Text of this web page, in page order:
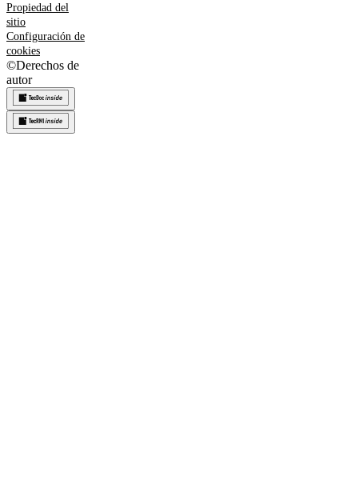
Propiedad del
sitio
Configuración de
cookies
©Derechos de
autor